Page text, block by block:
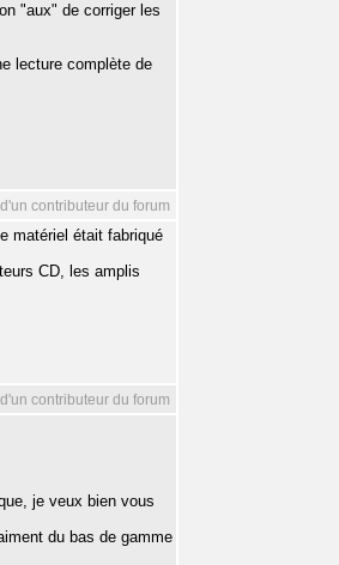
"aux" de corriger les
lecture complète de
contributeur du forum
matériel était fabriqué
CD, les amplis
contributeur du forum
je veux bien vous
du bas de gamme